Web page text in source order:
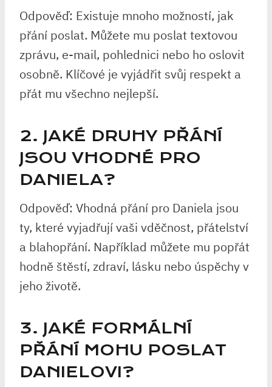
Odpověď: Existuje mnoho možností, jak
přání poslat. Můžete mu poslat textovou
zprávu, e-mail, pohlednici nebo ho oslovit
osobně. Klíčové je vyjádřit svůj respekt a
přát mu všechno nejlepší.
2. JAKÉ DRUHY PŘÁNÍ
JSOU VHODNÉ PRO
DANIELA?
Odpověď: Vhodná přání pro Daniela jsou
ty, které vyjadřují vaši vděčnost, přátelství
a blahopřání. Například můžete mu popřát
hodně štěstí, zdraví, lásku nebo úspěchy v
jeho životě.
3. JAKÉ FORMÁLNÍ
PŘÁNÍ MOHU POSLAT
DANIELOVI?